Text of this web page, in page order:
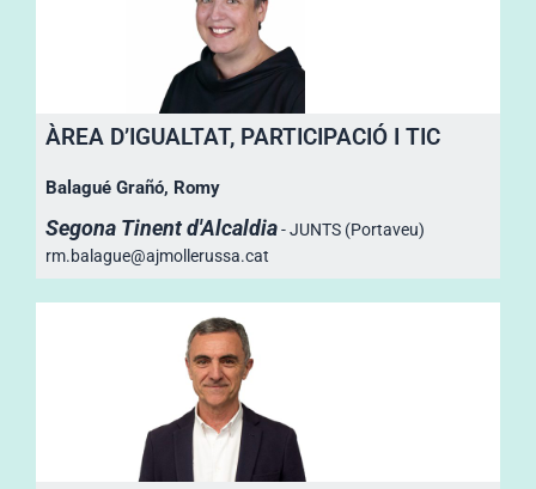
ÀREA D’IGUALTAT, PARTICIPACIÓ I TIC
Balagué Grañó, Romy
Segona Tinent d'Alcaldia- JUNTS (Portaveu)
rm.balague@ajmollerussa.cat